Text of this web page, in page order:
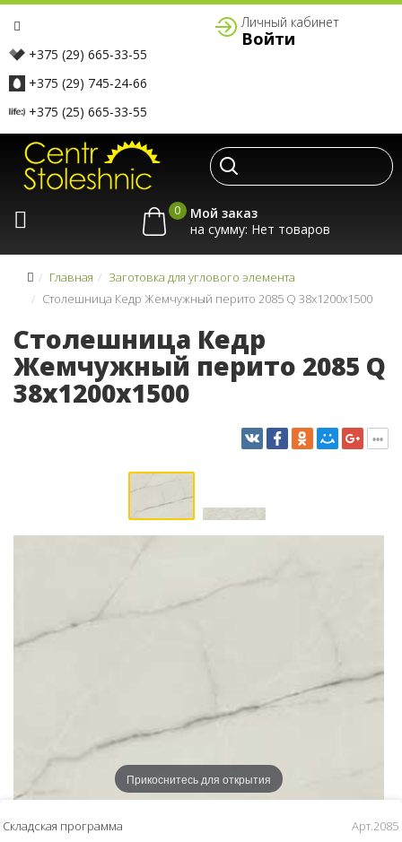
+375 (29) 665-33-55
+375 (29) 745-24-66
+375 (25) 665-33-55
Личный кабинет
Войти
0
Мой заказ
на сумму:
Главная
Заготовка для углового элемента
Столешница Кедр Жемчужный перито 2085 Q 38x1200x1500
Столешница Кедр
Жемчужный перито 2085 Q
38x1200x1500
Прикоснитесь для открытия
Складская программа Арт.2085